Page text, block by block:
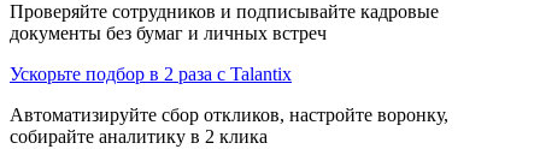
Проверяйте сотрудников и подписывайте кадровые
документы без бумаг и личных встреч
Ускорьте подбор в 2 раза с Talantix
Автоматизируйте сбор откликов, настройте воронку,
собирайте аналитику в 2 клика